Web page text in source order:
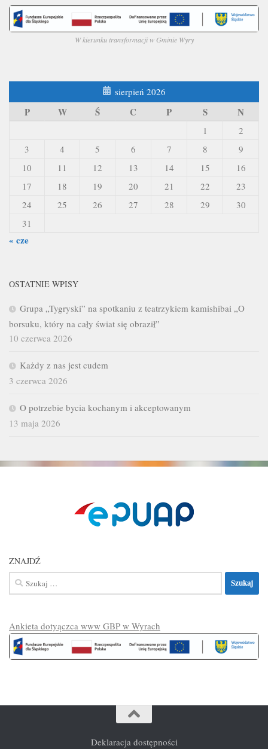
W kierunku transformacji w Gminie Wyry
sierpień 2026
P W Ś C P S N
1
2
3
4 5 6 7 8
9
10
11 12 13 14 15
16
17
18 19 20 21 22
23
24
25 26 27 28 29
30
31
« cze
OSTATNIE WPISY
Grupa „Tygryski” na spotkaniu z teatrzykiem kamishibai „O
borsuku, który na cały świat się obraził”
10 czerwca 2026
Każdy z nas jest cudem
3 czerwca 2026
O potrzebie bycia kochanym i akceptowanym
13 maja 2026
ZNAJDŹ
Szukaj:
Ankieta dotyączca www GBP w Wyrach
Deklaracja dostępności